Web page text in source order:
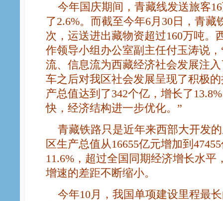
今年国庆期间，青藏线发送旅客
了2.6%。而截至今年6月30日，青藏
次，运送进出藏物资超过160万吨。
作领导小组办公室副主任付玉涛说
流、信息流为西藏经济社会发展注
车之后对我区社会发展呈现了积极
产总值达到了342个亿，增长了
快，经济结构进一步优化。”
青藏铁路只是近年来西部大开发
区生产总值从16655亿元增加到
11.6%，超过全国同期经济增长水
增速的差距不断缩小。
今年10月，我国单项建设里程最